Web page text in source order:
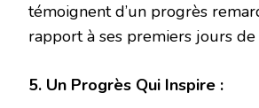
témoignent d’un progrès
rapport à ses premiers jours de
5. Un Progrès Qui Inspire :